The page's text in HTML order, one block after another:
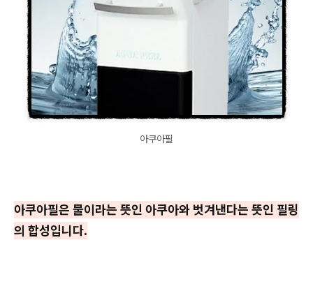
아쿠아필
아쿠아필은 물이라는 뜻인 아쿠아와 벗겨낸다는 뜻인 필링
의 합성입니다.